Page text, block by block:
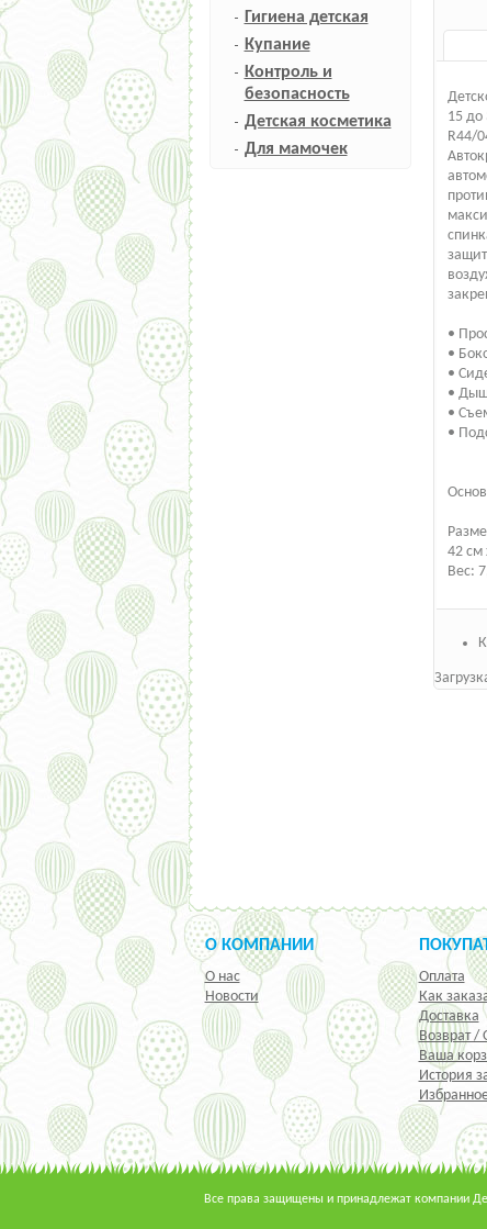
Гигиена детская
Купание
Контроль и
безопасность
Детская косметика
Для мамочек
15 до
R44/
•
•
•
•
•
•
42 см
Вес:
О КОМПАНИИ
О нас
Новости
Оплата
Как
Доставка
Возврат /
Ваша
История
Все права защищены и принадлежат компании